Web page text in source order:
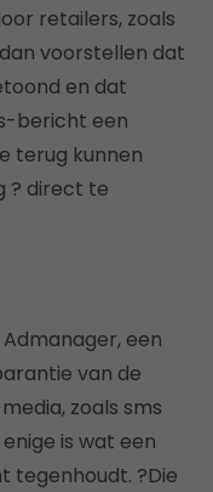
retailers, zoals
voorstellen dat
en dat
bericht een
terug kunnen
? direct te
een
van de
zoals sms
is wat een
tegenhoudt. ?Die